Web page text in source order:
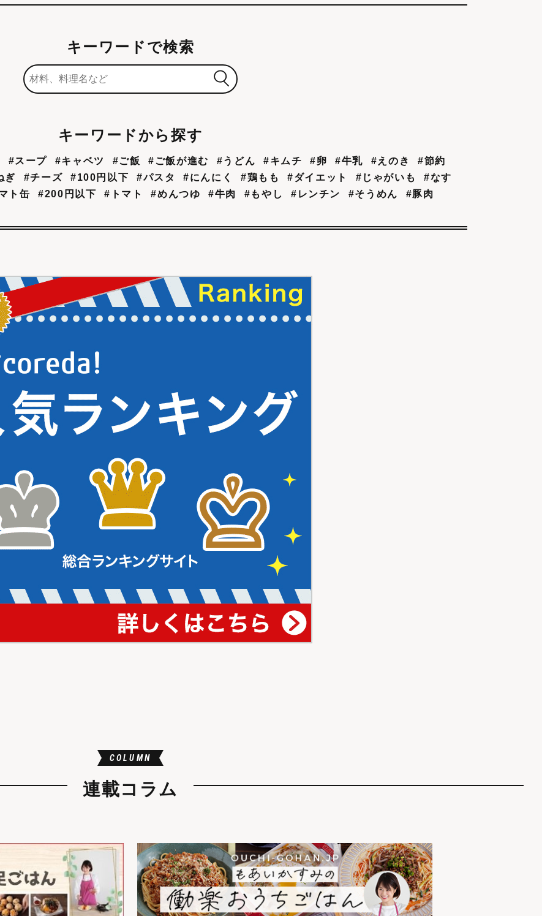
キーワードで検索
キーワードから探す
#スープ #キャベツ #ご飯 #ご飯が進む #うどん #キムチ #卵 #牛乳 #えのき
#節約
ぎ #チーズ #100円以下 #パスタ #にんにく #鶏もも #ダイエット #じゃがいも
#なす
ト缶 #200円以下 #トマト #めんつゆ #牛肉 #もやし #レンチン #そうめん #豚肉
COLUMN
連載コラム